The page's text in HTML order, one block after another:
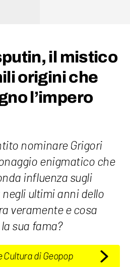
il mistico
origini che
l’impero
nominare Grigori
enigmatico che
influenza sugli
ultimi anni dello
veramente e cosa
sua fama?
Cultura di Geopop